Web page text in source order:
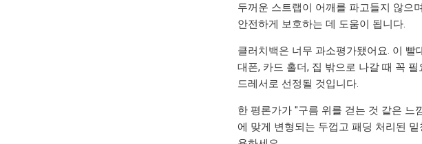
두꺼운 스트랩이 어깨를 파고들지 않으
안전하게 보호하는 데 도움이 됩니다.
클러치백은 너무 과소평가됐어요. 이
대폰, 카드 홀더, 집 밖으로 나갈 때 꼭
드레서로 선정될 것입니다.
한 평론가가 "구름 위를 걷는 것 같은 느
에 맞게 변형되는 두껍고 패딩 처리된